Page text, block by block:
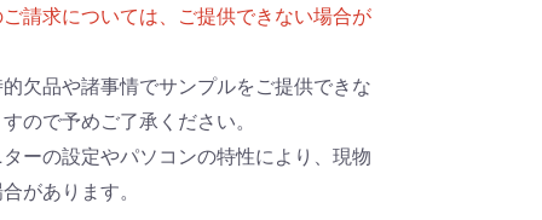
請求については、ご提供できない場合が
欠品や諸事情でサンプルをご提供できな
ので予めご了承ください。
ーの設定やパソコンの特性により、現物
があります。